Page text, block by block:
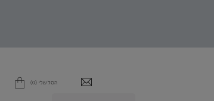
הסל שלי 0 0 מוצר בסל